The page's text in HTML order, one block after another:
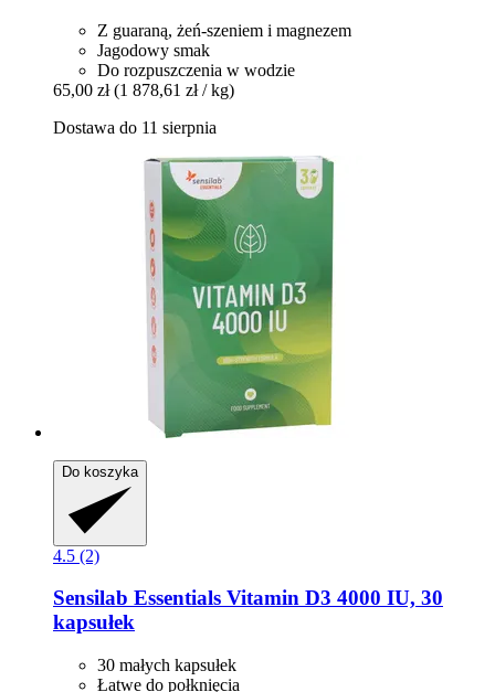
Z guaraną, żeń-szeniem i magnezem
Jagodowy smak
Do rozpuszczenia w wodzie
65,00 zł (1 878,61 zł / kg)
Dostawa do 11 sierpnia
Do koszyka
4.5 (2)
Sensilab Essentials Vitamin D3 4000 IU, 30
kapsułek
30 małych kapsułek
Łatwe do połknięcia